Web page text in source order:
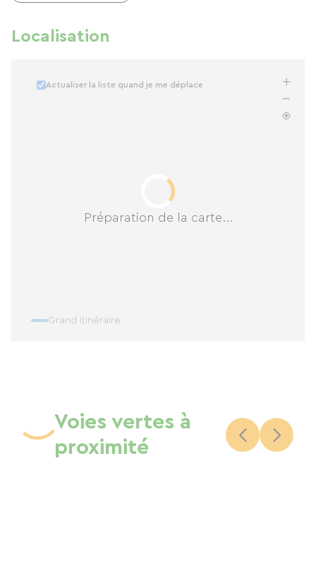
Localisation
Préparation de la carte...
Actualiser la liste quand je me déplace
Grand itinéraire
Voies vertes à
proximité